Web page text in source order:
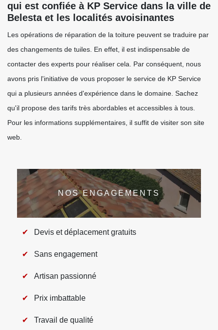
qui est confiée à KP Service dans la ville de
Belesta et les localités avoisinantes
Les opérations de réparation de la toiture peuvent se traduire par
des changements de tuiles. En effet, il est indispensable de
contacter des experts pour réaliser cela. Par conséquent, nous
avons pris l'initiative de vous proposer le service de KP Service
qui a plusieurs années d'expérience dans le domaine. Sachez
qu'il propose des tarifs très abordables et accessibles à tous.
Pour les informations supplémentaires, il suffit de visiter son site
web.
NOS ENGAGEMENTS
Devis et déplacement gratuits
Sans engagement
Artisan passionné
Prix imbattable
Travail de qualité